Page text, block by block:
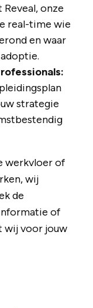
Reveal, onze
real-time wie
en waar
strategie
werkvloer of
wij
de
of
wij voor jouw